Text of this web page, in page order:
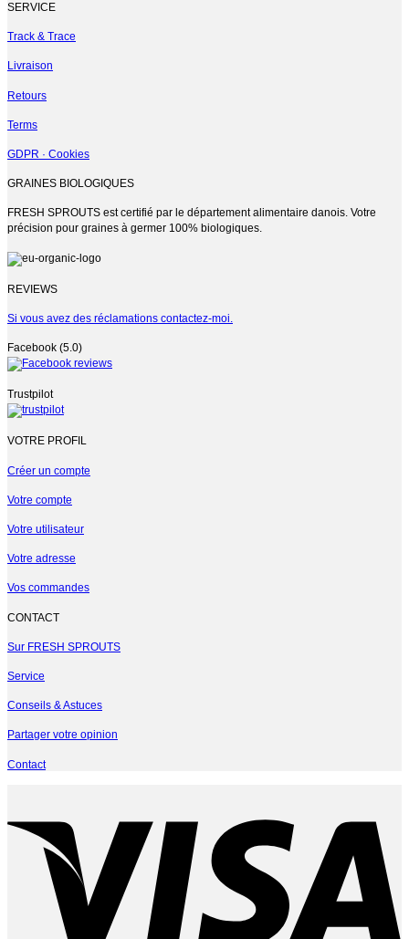
SERVICE
Track & Trace
Livraison
Retours
Terms
GDPR · Cookies
GRAINES BIOLOGIQUES
FRESH SPROUTS est certifié par le département alimentaire danois. Votre
précision pour graines à germer 100% biologiques.
REVIEWS
Si vous avez des réclamations contactez-moi.
Facebook (5.0)
Trustpilot
VOTRE PROFIL
Créer un compte
Votre compte
Votre utilisateur
Votre adresse
Vos commandes
CONTACT
Sur FRESH SPROUTS
Service
Conseils & Astuces
Partager votre opinion
Contact